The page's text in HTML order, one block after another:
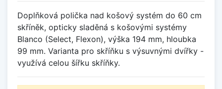
Doplňková polička nad košový systém do 60 cm
skříněk, opticky sladěná s košovými systémy
Blanco (Select, Flexon), výška 194 mm, hloubka
99 mm. Varianta pro skříňku s výsuvnými dvířky -
využívá celou šířku skříňky.